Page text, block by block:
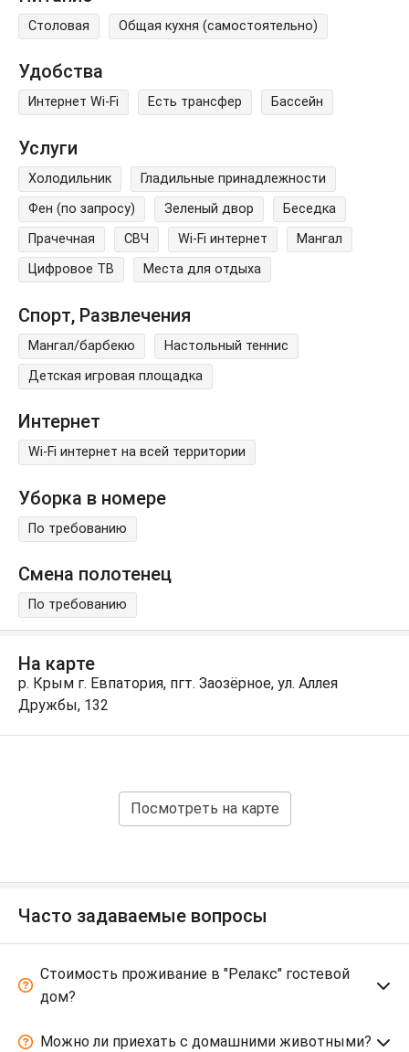
Столовая Общая кухня (самостоятельно)
Удобства
Интернет Wi-Fi Есть трансфер Бассейн
Услуги
Холодильник
Гладильные принадлежности
Фен (по запросу)
Зеленый двор
Беседка
Прачечная
СВЧ Wi-Fi интернет
Мангал
Цифровое ТВ
Места для отдыха
Спорт, Развлечения
Мангал/барбекю
Настольный теннис
Детская игровая площадка
Интернет
Wi-Fi интернет на всей территории
Уборка в номере
По требованию
Смена полотенец
По требованию
На карте
р. Крым г. Евпатория, пгт. Заозёрное, ул. Аллея
Дружбы, 132
Посмотреть на карте
Часто задаваемые вопросы
Стоимость проживание в "Релакс" гостевой
дом?
Можно ли приехать с домашними животными?